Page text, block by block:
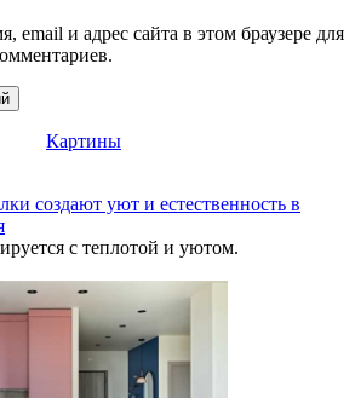
email и адрес сайта в этом браузере для
Картины
создают уют и естественность в
с теплотой и уютом.